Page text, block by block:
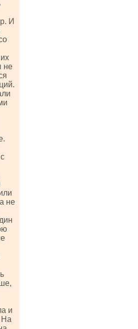
И
не
не
и
На